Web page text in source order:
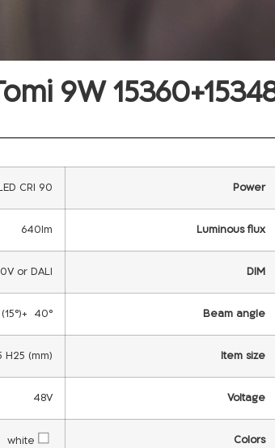
9W
Power
CRI 90
Luminous flux
640lm
DIM
or DALI *
Beam angle
40° +(15°)
Item size
H25 (mm)
Voltage
48V
Colors